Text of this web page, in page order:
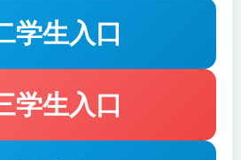
作，包括体外受精、胚胎移
细胞的研究和应用。
：
容，布置相应的习题，让学生
知识点的理解和运用。
学生入口
学生入口